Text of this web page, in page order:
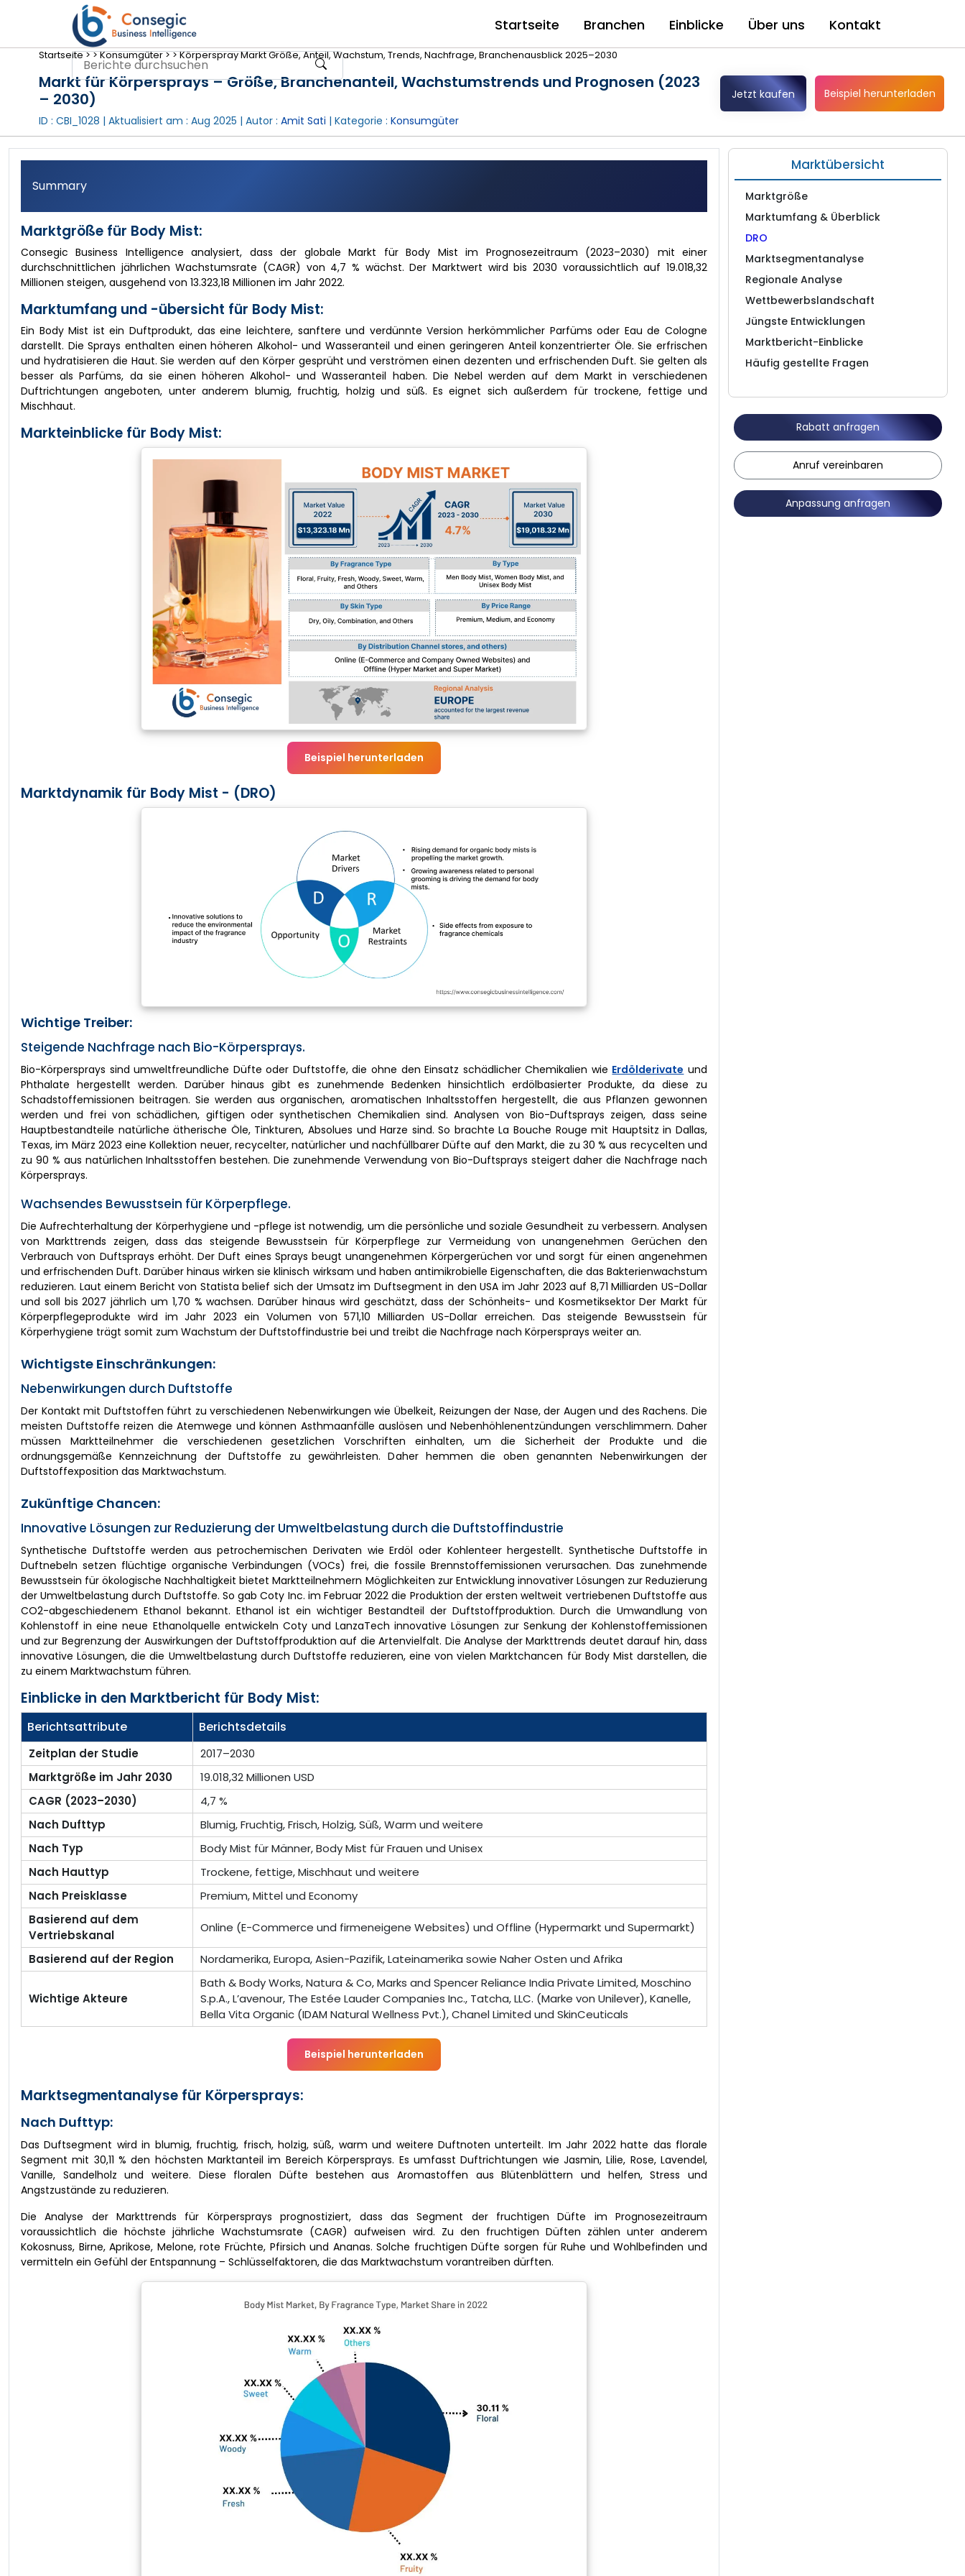
Startseite Branchen Einblicke Über uns Kontakt
Startseite >>Konsumgüter >>Körperspray Markt Größe, Anteil, Wachstum, Trends, Nachfrage, Branchenausblick 2025–2030
Markt für Körpersprays – Größe, Branchenanteil, Wachstumstrends und Prognosen (2023
– 2030)
ID : CBI_1028 | Aktualisiert am : Aug 2025 | Autor : Amit Sati | Kategorie : Konsumgüter
Jetzt kaufen Beispiel herunterladen
Summary
Marktgröße für Body Mist:
Consegic Business Intelligence analysiert, dass der globale Markt für Body Mist im Prognosezeitraum (2023–2030) mit einer
durchschnittlichen jährlichen Wachstumsrate (CAGR) von 4,7 % wächst. Der Marktwert wird bis 2030 voraussichtlich auf 19.018,32
Millionen steigen, ausgehend von 13.323,18 Millionen im Jahr 2022.
Marktumfang und -übersicht für Body Mist:
Ein Body Mist ist ein Duftprodukt, das eine leichtere, sanftere und verdünnte Version herkömmlicher Parfüms oder Eau de Cologne
darstellt. Die Sprays enthalten einen höheren Alkohol- und Wasseranteil und einen geringeren Anteil konzentrierter Öle. Sie erfrischen
und hydratisieren die Haut. Sie werden auf den Körper gesprüht und verströmen einen dezenten und erfrischenden Duft. Sie gelten als
besser als Parfüms, da sie einen höheren Alkohol- und Wasseranteil haben. Die Nebel werden auf dem Markt in verschiedenen
Duftrichtungen angeboten, unter anderem blumig, fruchtig, holzig und süß. Es eignet sich außerdem für trockene, fettige und
Mischhaut.
Markteinblicke für Body Mist:
Beispiel herunterladen
Marktdynamik für Body Mist - (DRO)
Wichtige Treiber:
Steigende Nachfrage nach Bio-Körpersprays.
Bio-Körpersprays sind umweltfreundliche Düfte oder Duftstoffe, die ohne den Einsatz schädlicher Chemikalien wie Erdölderivate und
Phthalate hergestellt werden. Darüber hinaus gibt es zunehmende Bedenken hinsichtlich erdölbasierter Produkte, da diese zu
Schadstoffemissionen beitragen. Sie werden aus organischen, aromatischen Inhaltsstoffen hergestellt, die aus Pflanzen gewonnen
werden und frei von schädlichen, giftigen oder synthetischen Chemikalien sind. Analysen von Bio-Duftsprays zeigen, dass seine
Hauptbestandteile natürliche ätherische Öle, Tinkturen, Absolues und Harze sind. So brachte La Bouche Rouge mit Hauptsitz in Dallas,
Texas, im März 2023 eine Kollektion neuer, recycelter, natürlicher und nachfüllbarer Düfte auf den Markt, die zu 30 % aus recycelten und
zu 90 % aus natürlichen Inhaltsstoffen bestehen. Die zunehmende Verwendung von Bio-Duftsprays steigert daher die Nachfrage nach
Körpersprays.
Wachsendes Bewusstsein für Körperpflege.
Die Aufrechterhaltung der Körperhygiene und -pflege ist notwendig, um die persönliche und soziale Gesundheit zu verbessern. Analysen
von Markttrends zeigen, dass das steigende Bewusstsein für Körperpflege zur Vermeidung von unangenehmen Gerüchen den
Verbrauch von Duftsprays erhöht. Der Duft eines Sprays beugt unangenehmen Körpergerüchen vor und sorgt für einen angenehmen
und erfrischenden Duft. Darüber hinaus wirken sie klinisch wirksam und haben antimikrobielle Eigenschaften, die das Bakterienwachstum
reduzieren. Laut einem Bericht von Statista belief sich der Umsatz im Duftsegment in den USA im Jahr 2023 auf 8,71 Milliarden US-Dollar
und soll bis 2027 jährlich um 1,70 % wachsen. Darüber hinaus wird geschätzt, dass der Schönheits- und Kosmetiksektor Der Markt für
Körperpflegeprodukte wird im Jahr 2023 ein Volumen von 571,10 Milliarden US-Dollar erreichen. Das steigende Bewusstsein für
Körperhygiene trägt somit zum Wachstum der Duftstoffindustrie bei und treibt die Nachfrage nach Körpersprays weiter an.
Wichtigste Einschränkungen:
Nebenwirkungen durch Duftstoffe
Der Kontakt mit Duftstoffen führt zu verschiedenen Nebenwirkungen wie Übelkeit, Reizungen der Nase, der Augen und des Rachens. Die
meisten Duftstoffe reizen die Atemwege und können Asthmaanfälle auslösen und Nebenhöhlenentzündungen verschlimmern. Daher
müssen Marktteilnehmer die verschiedenen gesetzlichen Vorschriften einhalten, um die Sicherheit der Produkte und die
ordnungsgemäße Kennzeichnung der Duftstoffe zu gewährleisten. Daher hemmen die oben genannten Nebenwirkungen der
Duftstoffexposition das Marktwachstum.
Zukünftige Chancen:
Innovative Lösungen zur Reduzierung der Umweltbelastung durch die Duftstoffindustrie
Synthetische Duftstoffe werden aus petrochemischen Derivaten wie Erdöl oder Kohlenteer hergestellt. Synthetische Duftstoffe in
Duftnebeln setzen flüchtige organische Verbindungen (VOCs) frei, die fossile Brennstoffemissionen verursachen. Das zunehmende
Bewusstsein für ökologische Nachhaltigkeit bietet Marktteilnehmern Möglichkeiten zur Entwicklung innovativer Lösungen zur Reduzierung
der Umweltbelastung durch Duftstoffe. So gab Coty Inc. im Februar 2022 die Produktion der ersten weltweit vertriebenen Duftstoffe aus
CO2-abgeschiedenem Ethanol bekannt. Ethanol ist ein wichtiger Bestandteil der Duftstoffproduktion. Durch die Umwandlung von
Kohlenstoff in eine neue Ethanolquelle entwickeln Coty und LanzaTech innovative Lösungen zur Senkung der Kohlenstoffemissionen
und zur Begrenzung der Auswirkungen der Duftstoffproduktion auf die Artenvielfalt. Die Analyse der Markttrends deutet darauf hin, dass
innovative Lösungen, die die Umweltbelastung durch Duftstoffe reduzieren, eine von vielen Marktchancen für Body Mist darstellen, die
zu einem Marktwachstum führen.
Einblicke in den Marktbericht für Body Mist:
Berichtsattribute Berichtsdetails
Zeitplan der Studie
2017–2030
Marktgröße im Jahr 2030
19.018,32 Millionen USD
CAGR (2023–2030)
4,7 %
Nach Dufttyp
Blumig, Fruchtig, Frisch, Holzig, Süß, Warm und weitere
Nach Typ
Body Mist für Männer, Body Mist für Frauen und Unisex
Nach Hauttyp
Trockene, fettige, Mischhaut und weitere
Nach Preisklasse
Premium, Mittel und Economy
Basierend auf dem
Vertriebskanal
Online (E-Commerce und firmeneigene Websites) und Offline (Hypermarkt und Supermarkt)
Basierend auf der Region Nordamerika, Europa, Asien-Pazifik, Lateinamerika sowie Naher Osten und Afrika
Wichtige Akteure
Bath & Body Works, Natura & Co, Marks and Spencer Reliance India Private Limited, Moschino
S.p.A., L’avenour, The Estée Lauder Companies Inc., Tatcha, LLC. (Marke von Unilever), Kanelle,
Bella Vita Organic (IDAM Natural Wellness Pvt.), Chanel Limited und SkinCeuticals
Beispiel herunterladen
Marktsegmentanalyse für Körpersprays:
Nach Dufttyp:
Das Duftsegment wird in blumig, fruchtig, frisch, holzig, süß, warm und weitere Duftnoten unterteilt. Im Jahr 2022 hatte das florale
Segment mit 30,11 % den höchsten Marktanteil im Bereich Körpersprays. Es umfasst Duftrichtungen wie Jasmin, Lilie, Rose, Lavendel,
Vanille, Sandelholz und weitere. Diese floralen Düfte bestehen aus Aromastoffen aus Blütenblättern und helfen, Stress und
Angstzustände zu reduzieren.
Die Analyse der Markttrends für Körpersprays prognostiziert, dass das Segment der fruchtigen Düfte im Prognosezeitraum
voraussichtlich die höchste jährliche Wachstumsrate (CAGR) aufweisen wird. Zu den fruchtigen Düften zählen unter anderem
Kokosnuss, Birne, Aprikose, Melone, rote Früchte, Pfirsich und Ananas. Solche fruchtigen Düfte sorgen für Ruhe und Wohlbefinden und
vermitteln ein Gefühl der Entspannung – Schlüsselfaktoren, die das Marktwachstum vorantreiben dürften.
Marktübersicht
Marktgröße
Marktumfang & Überblick
DRO
Marktsegmentanalyse
Regionale Analyse
Wettbewerbslandschaft
Jüngste Entwicklungen
Marktbericht-Einblicke
Häufig gestellte Fragen
Rabatt anfragen
Anruf vereinbaren
Anpassung anfragen